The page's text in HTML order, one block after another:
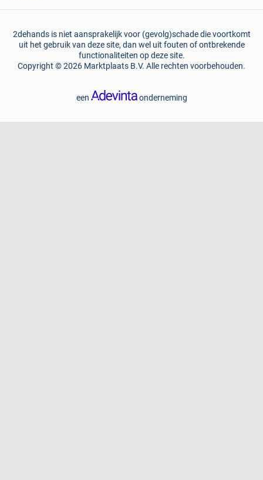
2dehands is niet aansprakelijk voor (gevolg)schade die voortkomt
uit het gebruik van deze site, dan wel uit fouten of ontbrekende
functionaliteiten op deze site.
Copyright © 2026 Marktplaats B.V. Alle rechten voorbehouden.
een onderneming